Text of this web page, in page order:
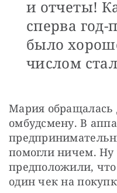
и отчеты!
сперва год-
было
числом
Мария обращалась
омбудсмену. В
помогли ничем. Ну
предположили,
один чек на